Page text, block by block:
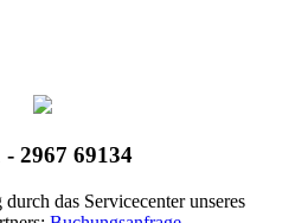
- 2967 69134
das Servicecenter unseres